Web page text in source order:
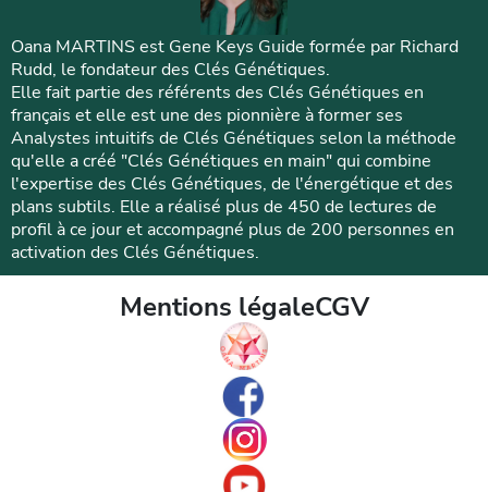
Oana MARTINS est Gene Keys Guide formée par Richard
Rudd, le fondateur des Clés Génétiques.
Elle fait partie des référents des Clés Génétiques en
français et elle est une des pionnière à former ses
Analystes intuitifs de Clés Génétiques selon la méthode
qu'elle a créé "Clés Génétiques en main" qui combine
l'expertise des Clés Génétiques, de l'énergétique et des
plans subtils. Elle a réalisé plus de 450 de lectures de
profil à ce jour et accompagné plus de 200 personnes en
activation des Clés Génétiques.
Mentions légaleCGV